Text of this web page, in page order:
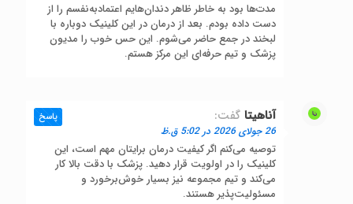
مدت‌ها بود به خاطر ظاهر دندان‌هایم اعتمادبه‌نفسم را از
دست داده بودم. بعد از درمان در این کلینیک دوباره با
لبخند در جمع حاضر می‌شوم. این حس خوب را مدیون
پزشک و تیم حرفه‌ای این مرکز هستم.
آناهیتا گفت:
26 جولای 2026 در 5:02 ق.ظ
توصیه می‌کنم اگر کیفیت درمان برایتان مهم است، این
کلینیک را در اولویت قرار دهید. پزشک با دقت بالا کار
می‌کند و تیم مجموعه نیز بسیار خوش‌برخورد و
مسئولیت‌پذیر هستند.
پاسخ